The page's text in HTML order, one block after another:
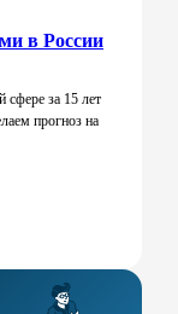
в России
сфере за 15 лет
прогноз на